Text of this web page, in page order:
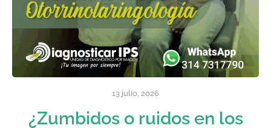
13 julio, 2026
¿Zumbidos o ruidos en los